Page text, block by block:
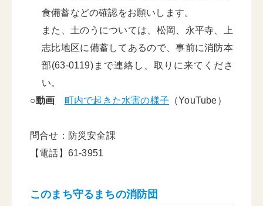
食備蓄などの確認をお願いします。
また、土のうについては、松岡、永平寺、上
志比地区に備蓄してあるので、事前に消防本
部(63-0119)まで連絡し、取りに来てくださ
い。
○動画 町内で起きた水害の様子 （YouTube）
問合せ：防災安全課
【電話】61-3951
このまち守るまちの消防団